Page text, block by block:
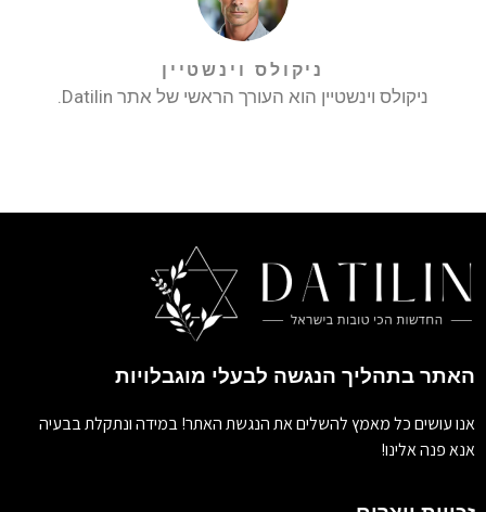
ניקולס וינשטיין
ניקולס וינשטיין הוא העורך הראשי של אתר Datilin.
האתר בתהליך הנגשה לבעלי מוגבלויות
אנו עושים כל מאמץ להשלים את הנגשת האתר! במידה ונתקלת בבעיה
אנא פנה אלינו!